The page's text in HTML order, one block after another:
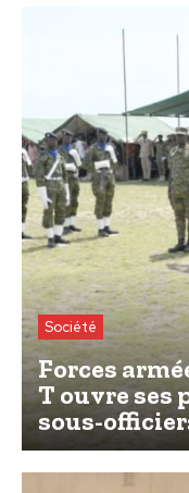
Société
Forces
T ouvre ses
sous-